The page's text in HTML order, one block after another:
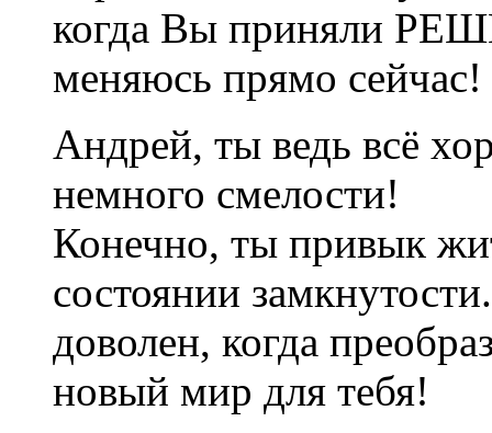
когда Вы приняли
меняюсь прямо сейчас!
Андрей, ты ведь всё
немного смелости!
Конечно, ты привык
состоянии
доволен, когда
новый мир для тебя!